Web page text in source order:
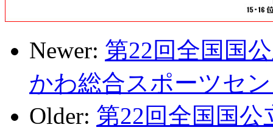
Newer: 第22回全国国
かわ総合スポーツセ
Older: 第22回全国国